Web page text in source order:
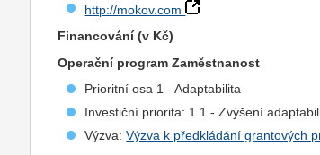
http://mokov.com
Financování (v Kč)
Operační program Zaměstnanost
Prioritní osa 1 - Adaptabilita
Investiční priorita: 1.1 - Zvýšení
Výzva:Výzva k předkládání grantových